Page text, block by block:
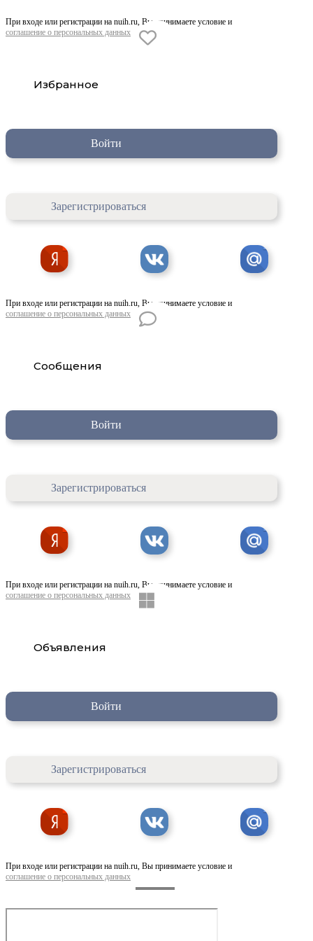
При входе или регистрации на nuih.ru, Вы принимаете условие и
соглашение о персональных данных
Избранное
Войти
Зарегистрироваться
При входе или регистрации на nuih.ru, Вы принимаете условие и
соглашение о персональных данных
Сообщения
Войти
Зарегистрироваться
При входе или регистрации на nuih.ru, Вы принимаете условие и
соглашение о персональных данных
Объявления
Войти
Зарегистрироваться
При входе или регистрации на nuih.ru, Вы принимаете условие и
соглашение о персональных данных